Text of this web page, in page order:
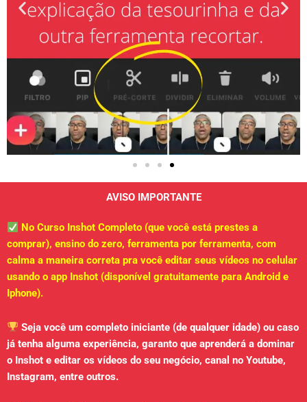
AVISO IMPORTANTE
No Curso Inshot Completo (que você está prestes a
comprar), ensino do zero, ferramenta por ferramenta, com
calma a maneira correta pra você editar seus vídeos no celular
usando o app Inshot (disponível gratuitamente para Android e
Iphone).
Seja você um completo iniciante (de qualquer idade) ou caso
já tenha alguma experiência, garanto que aprenderá a dominar
o Inshot e editar os vídeos do seu negócio, canal no Youtube,
Instagram, entre outros.